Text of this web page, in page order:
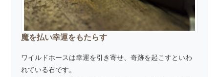
魔を払い幸運をもたらす
ワイルドホースは幸運を引き寄せ、奇跡を起こすといわ
れている石です。